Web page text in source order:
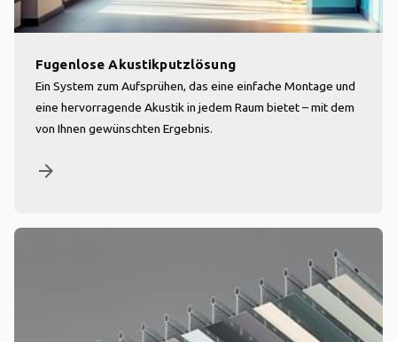
Fugenlose Akustikputzlösung
Ein System zum Aufsprühen, das eine einfache Montage und
eine hervorragende Akustik in jedem Raum bietet – mit dem
von Ihnen gewünschten Ergebnis.
arrow_forward